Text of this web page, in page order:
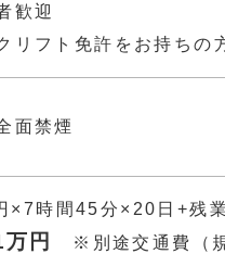
歓迎
リフト免許をお持ちの
面禁煙
×7時間45分×20日+残
円 ※別途交通費（